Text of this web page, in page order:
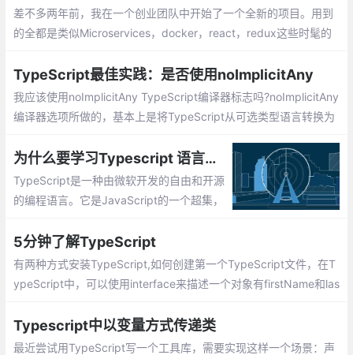
API。
差不多两年前，我在一个创业团队中开始了一个全新的项目。用到
的全都是类似Microservices，docker，react，redux这些时髦的
TypeScript最佳实践：是否使用noImplicitAny
我应该使用noImplicitAny TypeScript编译器标志吗?noImplicitAny
编译器选项所做的，基本上是将TypeScript从可选类型语言转换为
了一些，因为简单的：
为什么要学习Typescript 语言呢?Typescript 开发环境安装
TypeScript是一种由微软开发的自由和开源
的编程语言。它是JavaScript的一个超集，
以编译成纯JavaScript。TypeScript可以在
任何浏览器、任何计算机和任何操作系统上
运行，并且是开源的。
5分钟了解TypeScript
有两种方式安装TypeScript,如何创建第一个TypeScript文件，在T
ypeScript中，可以使用interface来描述一个对象有firstName和las
要的一个功能就是基于类的面向对象编程
Typescript中以变量方式传递类
最近尝试用TypeScript写一个工具库，需要实现这样一个场景：声